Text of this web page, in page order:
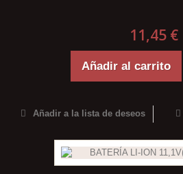
11,45 €
Añadir al carrito
Añadir a la lista de deseos